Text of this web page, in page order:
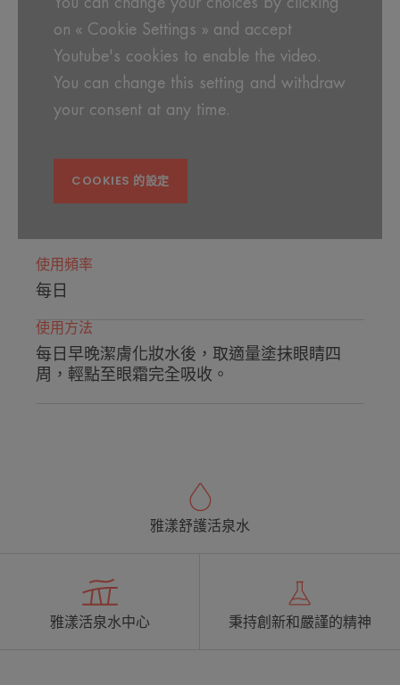
on « Cookie Settings » and accept
Youtube's cookies to enable the video.
You can change this setting and withdraw
your consent at any time.
COOKIES 的設定
使用頻率
每日
使用方法
每日早晚潔膚化妝水後，取適量塗抹眼睛四
周，輕點至眼霜完全吸收。
雅漾舒護活泉水
雅漾活泉水中心 秉持創新和嚴謹的精神